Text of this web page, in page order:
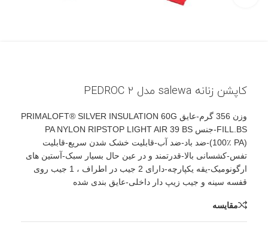
کاپشن زنانه salewa مدل PEDROC 2
وزن 356 گرم-عایق PRIMALOFT® SILVER INSULATION 60G
FILL.BS-جنس PA NYLON RIPSTOP LIGHT AIR 39 BS
(100٪ PA)-ضد باد-ضد آب-قابلیت خشک شدن سریع-قابلیت
تفس-کشسانی بالا-قدرتمند و در عین حال بسیار سبک-آستین های
ارگونومیک-یقه یکپارچه-دارای 2 جیب در اطراف ، 1 جیب روی
قفسه سینه و جیب زیپ دار داخلی-عایق بندی شده
مقایسه